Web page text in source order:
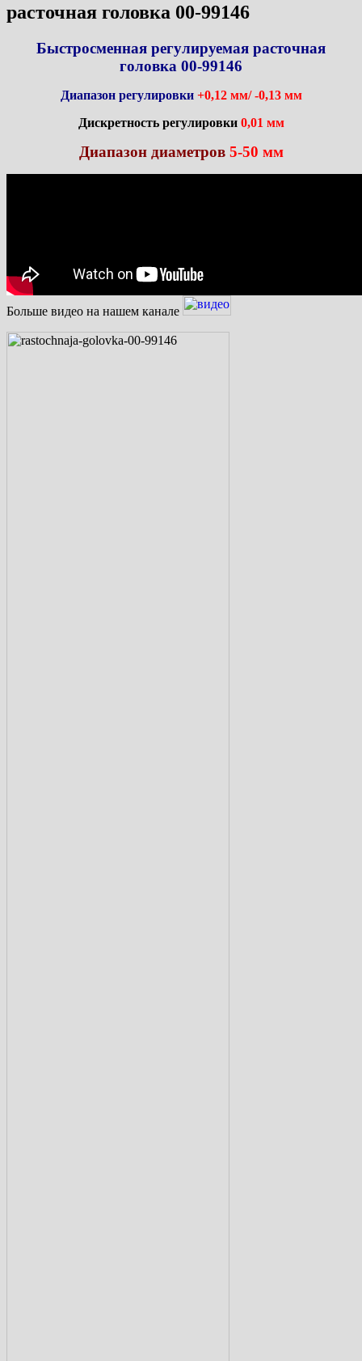
расточная головка 00-99146
Быстросменная регулируемая расточная
головка 00-99146
Диапазон регулировки +0,12 мм/ -0,13 мм
Дискретность регулировки 0,01 мм
Диапазон диаметров 5-50 мм
Больше видео на нашем канале